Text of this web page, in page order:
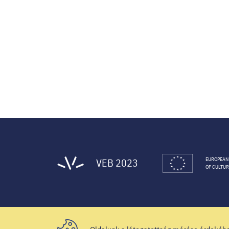
VEB 2023
OF
© 2020 Veszprém-Balaton 2023